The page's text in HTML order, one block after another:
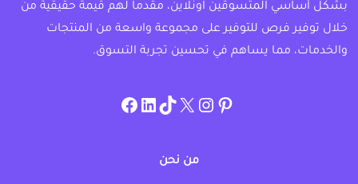
بشكل أساسي المتسوقين اونلاين، مقدماً لهم قيمة حقيقية من
خلال توفير فرص للتوفير على مجموعة واسعة من المنتجات
والخدمات، مما يساهم في تحسين تجربة التسوق.
pinterest
allcouponat
twitter
TikTok
linkedin
facebook
من نحن